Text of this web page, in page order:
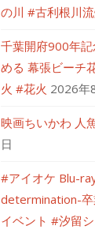
の川 #古利根川
千葉開府900年
める 幕張ビーチ
火 #花火 2026年
映画ちいかわ 人
日
#アイオケ Blu-
determination-卒
イベント #汐留